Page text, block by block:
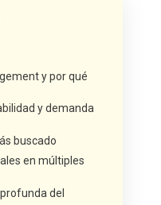
y por qué
y demanda
buscado
en múltiples
del